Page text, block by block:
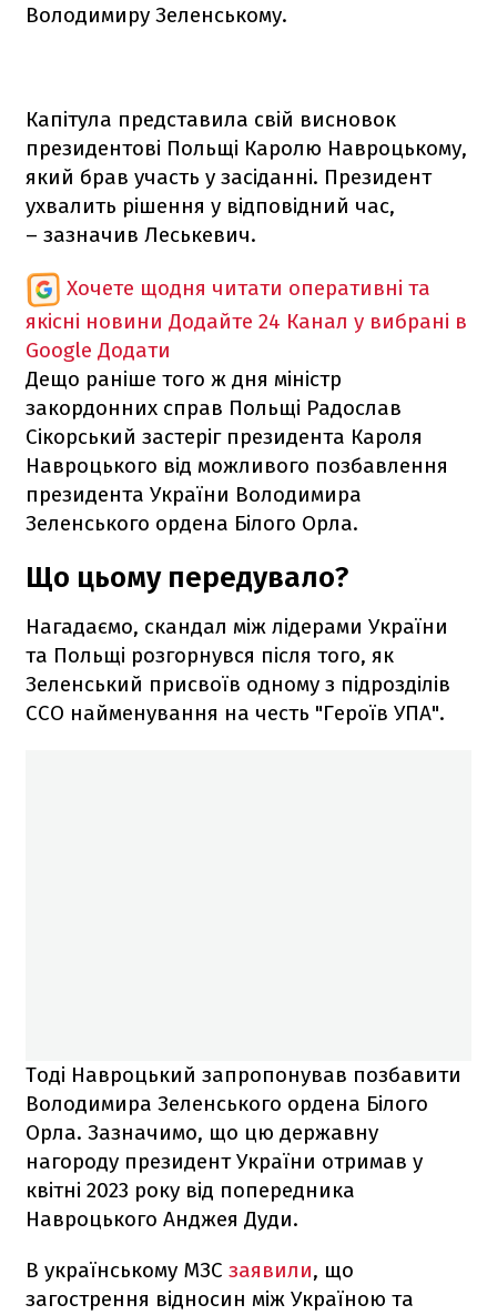
Володимиру Зеленському.
Капітула представила свій висновок
президентові Польщі Каролю Навроцькому,
який брав участь у засіданні. Президент
ухвалить рішення у відповідний час,
– зазначив Леськевич.
Хочете щодня читати оперативні та
якісні новини Додайте 24 Канал у вибрані в
Google Додати
Дещо раніше того ж дня міністр
закордонних справ Польщі Радослав
Сікорський застеріг президента Кароля
Навроцького від можливого позбавлення
президента України Володимира
Зеленського ордена Білого Орла.
Що цьому передувало?
Нагадаємо, скандал між лідерами України
та Польщі розгорнувся після того, як
Зеленський присвоїв одному з підрозділів
ССО найменування на честь "Героїв УПА".
Тоді Навроцький запропонував позбавити
Володимира Зеленського ордена Білого
Орла. Зазначимо, що цю державну
нагороду президент України отримав у
квітні 2023 року від попередника
Навроцького Анджея Дуди.
В українському МЗС заявили, що
загострення відносин між Україною та